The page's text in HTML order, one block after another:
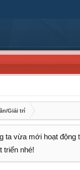
Giải trí
ta vừa mới hoạt động
triển nhé!